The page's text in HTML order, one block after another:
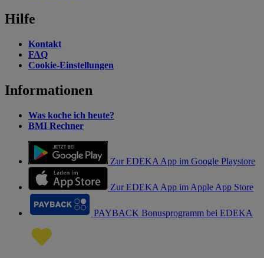
Hilfe
Kontakt
FAQ
Cookie-Einstellungen
Informationen
Was koche ich heute?
BMI Rechner
Zur EDEKA App im Google Playstore
Zur EDEKA App im Apple App Store
PAYBACK Bonusprogramm bei EDEKA